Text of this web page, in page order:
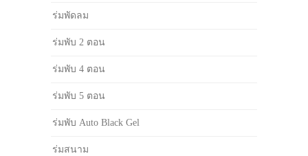
ร่มพัดลม
ร่มพับ 2 ตอน
ร่มพับ 4 ตอน
ร่มพับ 5 ตอน
ร่มพับ Auto Black Gel
ร่มสนาม